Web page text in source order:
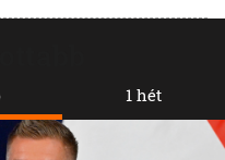
1 hét